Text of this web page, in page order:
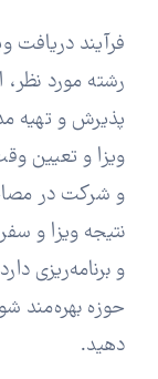
فرآیند دریافت
رشته مورد
پذیرش و تهیه
ویزا و تعیین
و شرکت در
نتیجه ویزا و
و برنامه‌ریزی
حوزه بهره‌مند
دهید.